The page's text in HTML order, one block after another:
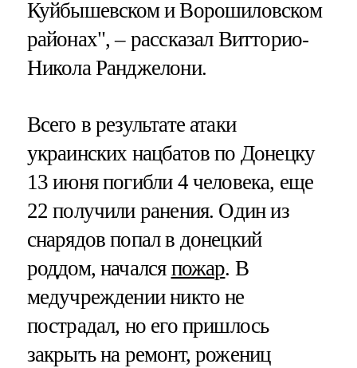
Куйбышевском и Ворошиловском
районах", – рассказал Витторио-
Никола Ранджелони.
Всего в результате атаки
украинских нацбатов по Донецку
13 июня погибли 4 человека, еще
22 получили ранения. Один из
снарядов попал в донецкий
роддом, начался пожар. В
медучреждении никто не
пострадал, но его пришлось
закрыть на ремонт, рожениц